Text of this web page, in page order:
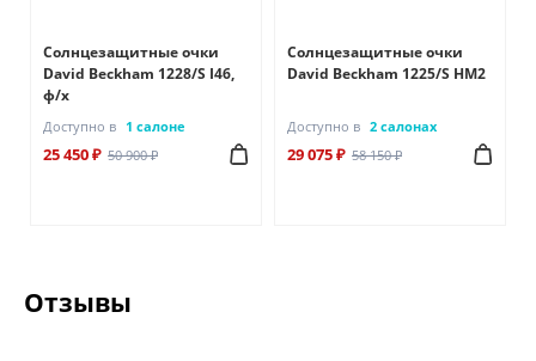
Солнцезащитные очки
David Beckham 1228/S I46,
ф/х
Доступно в 1 салоне
25 450 ₽ 50 900 ₽
Солнцезащитные очки
David Beckham 1225/S HM2
Доступно в 2 салонах
29 075 ₽ 58 150 ₽
Отзывы